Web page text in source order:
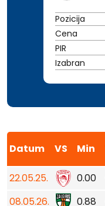
Pozicija
Cena
PIR
Izabran
Datum VS Min
22.05.25. 0.00
08.05.26.
0.88